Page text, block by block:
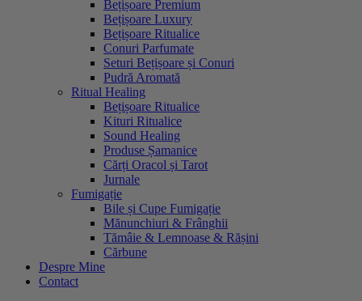
Bețișoare Premium
Bețișoare Luxury
Bețișoare Ritualice
Conuri Parfumate
Seturi Bețișoare și Conuri
Pudră Aromată
Ritual Healing
Bețișoare Ritualice
Kituri Ritualice
Sound Healing
Produse Șamanice
Cărți Oracol și Tarot
Jurnale
Fumigație
Bile și Cupe Fumigație
Mănunchiuri & Frânghii
Tămâie & Lemnoase & Rășini
Cărbune
Despre Mine
Contact